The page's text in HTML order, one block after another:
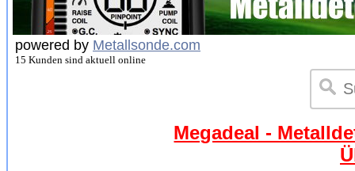
powered by Metallsonde.com
15 Kunden sind aktuell online
Megadeal -